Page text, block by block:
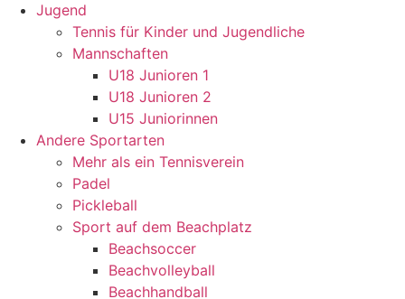
Jugend
Tennis für Kinder und Jugendliche
Mannschaften
U18 Junioren 1
U18 Junioren 2
U15 Juniorinnen
Andere Sportarten
Mehr als ein Tennisverein
Padel
Pickleball
Sport auf dem Beachplatz
Beachsoccer
Beachvolleyball
Beachhandball